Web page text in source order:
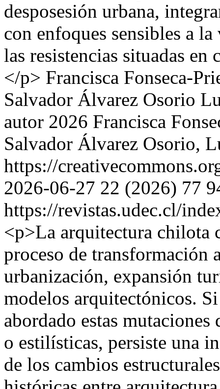
desposesión urbana,
con enfoques sensibles a
las resistencias situadas
</p> Francisca Fonseca-
Salvador Álvarez Osorio
autor 2026 Francisca
Salvador Álvarez Osorio,
https://
2026-06-27 22 (2026) 77
https://revistas.udec.cl/
<p>La arquitectura chilota
proceso de transformación
urbanización, expansión
modelos arquitectónicos.
abordado estas
o estilísticas, persiste una
de los cambios